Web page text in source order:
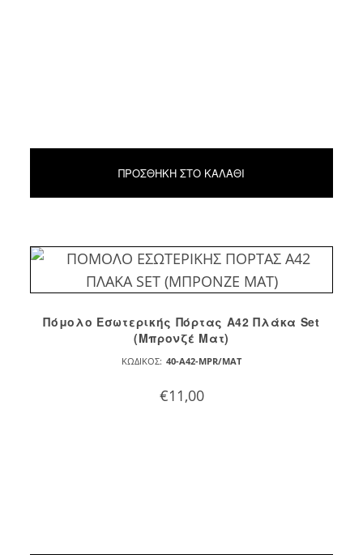
ΠΡΟΣΘΉΚΗ ΣΤΟ ΚΑΛΆΘΙ
Πόμολο Εσωτερικής Πόρτας A42 Πλάκα Set
(Μπρονζέ Ματ)
ΚΩΔΙΚΌΣ: 40-A42-MPR/MAT
€11,00